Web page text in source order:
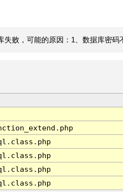
败，可能的原因：1、数据库密码